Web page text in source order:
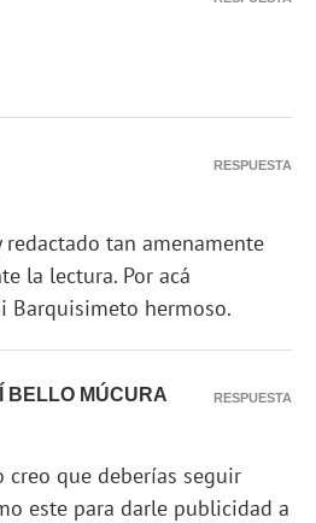
tan amenamente
la lectura. Por acá
Barquisimeto hermoso.
RESPUESTA
BELLO MÚCURA
que deberías seguir
este para darle publicidad a
RESPUESTA